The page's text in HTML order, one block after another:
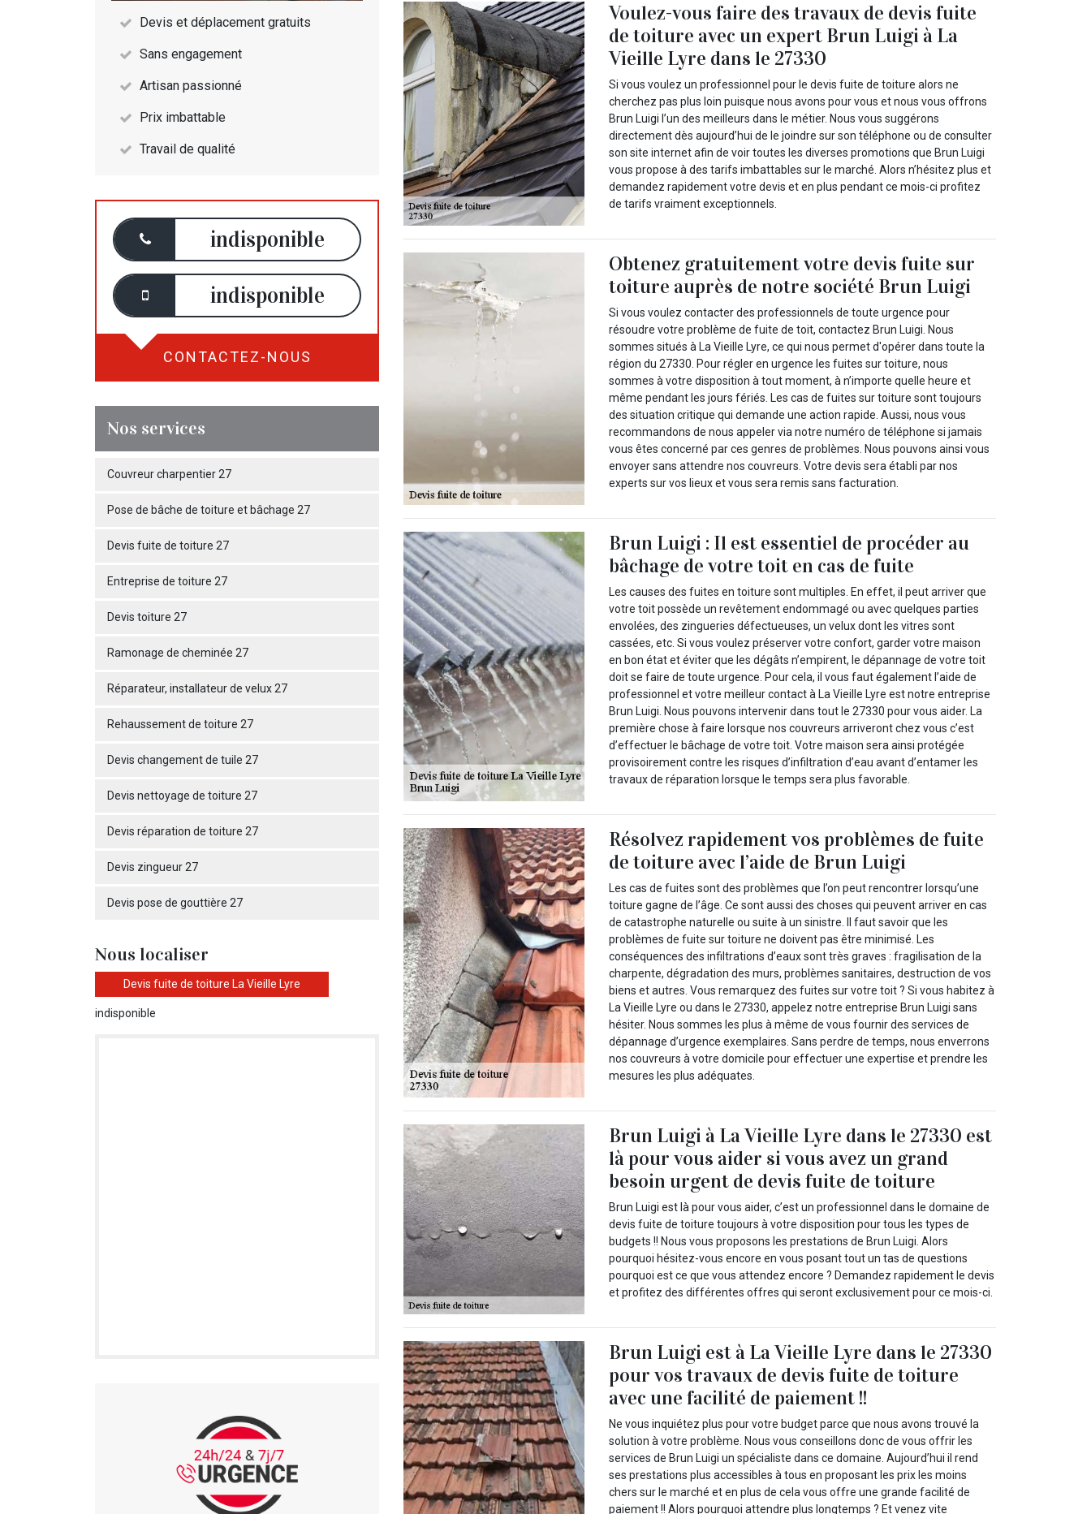
Devis et déplacement gratuits
Sans engagement
Artisan passionné
Prix imbattable
Travail de qualité
indisponible
indisponible
CONTACTEZ-NOUS
Nos services
Couvreur charpentier 27
Pose de bâche de toiture et bâchage 27
Devis fuite de toiture 27
Entreprise de toiture 27
Devis toiture 27
Ramonage de cheminée 27
Réparateur, installateur de velux 27
Rehaussement de toiture 27
Devis changement de tuile 27
Devis nettoyage de toiture 27
Devis réparation de toiture 27
Devis zingueur 27
Devis pose de gouttière 27
Nous localiser
Devis fuite de toiture La Vieille Lyre
indisponible
Voulez-vous faire des travaux de devis fuite
de toiture avec un expert Brun Luigi à La
Vieille Lyre dans le 27330
Si vous voulez un professionnel pour le devis fuite de toiture alors ne
cherchez pas plus loin puisque nous avons pour vous et nous vous offrons
Brun Luigi l’un des meilleurs dans le métier. Nous vous suggérons
directement dès aujourd’hui de le joindre sur son téléphone ou de consulter
son site internet afin de voir toutes les diverses promotions que Brun Luigi
vous propose à des tarifs imbattables sur le marché. Alors n’hésitez plus et
demandez rapidement votre devis et en plus pendant ce mois-ci profitez
de tarifs vraiment exceptionnels.
Obtenez gratuitement votre devis fuite sur
toiture auprès de notre société Brun Luigi
Si vous voulez contacter des professionnels de toute urgence pour
résoudre votre problème de fuite de toit, contactez Brun Luigi. Nous
sommes situés à La Vieille Lyre, ce qui nous permet d'opérer dans toute la
région du 27330. Pour régler en urgence les fuites sur toiture, nous
sommes à votre disposition à tout moment, à n’importe quelle heure et
même pendant les jours fériés. Les cas de fuites sur toiture sont toujours
des situation critique qui demande une action rapide. Aussi, nous vous
recommandons de nous appeler via notre numéro de téléphone si jamais
vous êtes concerné par ces genres de problèmes. Nous pouvons ainsi vous
envoyer sans attendre nos couvreurs. Votre devis sera établi par nos
experts sur vos lieux et vous sera remis sans facturation.
Brun Luigi : Il est essentiel de procéder au
bâchage de votre toit en cas de fuite
Les causes des fuites en toiture sont multiples. En effet, il peut arriver que
votre toit possède un revêtement endommagé ou avec quelques parties
envolées, des zingueries défectueuses, un velux dont les vitres sont
cassées, etc. Si vous voulez préserver votre confort, garder votre maison
en bon état et éviter que les dégâts n’empirent, le dépannage de votre toit
doit se faire de toute urgence. Pour cela, il vous faut également l’aide de
professionnel et votre meilleur contact à La Vieille Lyre est notre entreprise
Brun Luigi. Nous pouvons intervenir dans tout le 27330 pour vous aider. La
première chose à faire lorsque nos couvreurs arriveront chez vous c’est
d’effectuer le bâchage de votre toit. Votre maison sera ainsi protégée
provisoirement contre les risques d’infiltration d’eau avant d’entamer les
travaux de réparation lorsque le temps sera plus favorable.
Résolvez rapidement vos problèmes de fuite
de toiture avec l’aide de Brun Luigi
Les cas de fuites sont des problèmes que l’on peut rencontrer lorsqu’une
toiture gagne de l’âge. Ce sont aussi des choses qui peuvent arriver en cas
de catastrophe naturelle ou suite à un sinistre. Il faut savoir que les
problèmes de fuite sur toiture ne doivent pas être minimisé. Les
conséquences des infiltrations d’eaux sont très graves : fragilisation de la
charpente, dégradation des murs, problèmes sanitaires, destruction de vos
biens et autres. Vous remarquez des fuites sur votre toit ? Si vous habitez à
La Vieille Lyre ou dans le 27330, appelez notre entreprise Brun Luigi sans
hésiter. Nous sommes les plus à même de vous fournir des services de
dépannage d’urgence exemplaires. Sans perdre de temps, nous enverrons
nos couvreurs à votre domicile pour effectuer une expertise et prendre les
mesures les plus adéquates.
Brun Luigi à La Vieille Lyre dans le 27330 est
là pour vous aider si vous avez un grand
besoin urgent de devis fuite de toiture
Brun Luigi est là pour vous aider, c’est un professionnel dans le domaine de
devis fuite de toiture toujours à votre disposition pour tous les types de
budgets !! Nous vous proposons les prestations de Brun Luigi. Alors
pourquoi hésitez-vous encore en vous posant tout un tas de questions
pourquoi est ce que vous attendez encore ? Demandez rapidement le devis
et profitez des différentes offres qui seront exclusivement pour ce mois-ci.
Brun Luigi est à La Vieille Lyre dans le 27330
pour vos travaux de devis fuite de toiture
avec une facilité de paiement !!
Ne vous inquiétez plus pour votre budget parce que nous avons trouvé la
solution à votre problème. Nous vous conseillons donc de vous offrir les
services de Brun Luigi un spécialiste dans ce domaine. Aujourd’hui il rend
ses prestations plus accessibles à tous en proposant les prix les moins
chers sur le marché et en plus de cela vous offre une grande facilité de
paiement !! Alors pourquoi attendre plus longtemps ? Et venez vite